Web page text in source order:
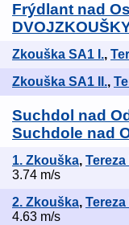
Frýdlant nad
Zkouška SA1 I.,
Zkouška SA1 II.,
Suchdol nad
Suchdole nad
1. Zkouška,
3.74 m/s
2. Zkouška,
4.63 m/s